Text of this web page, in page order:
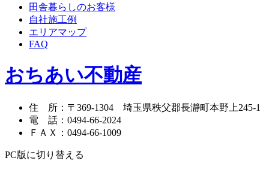
田舎暮らしのお客様
自社施工例
エリアマップ
FAQ
おちあい不動産
住 所 ： 〒369-1304 埼玉県秩父郡長瀞町本野上245-1
電 話 ： 0494-66-2024
ＦＡＸ
： 0494-66-1009
PC版に切り替える